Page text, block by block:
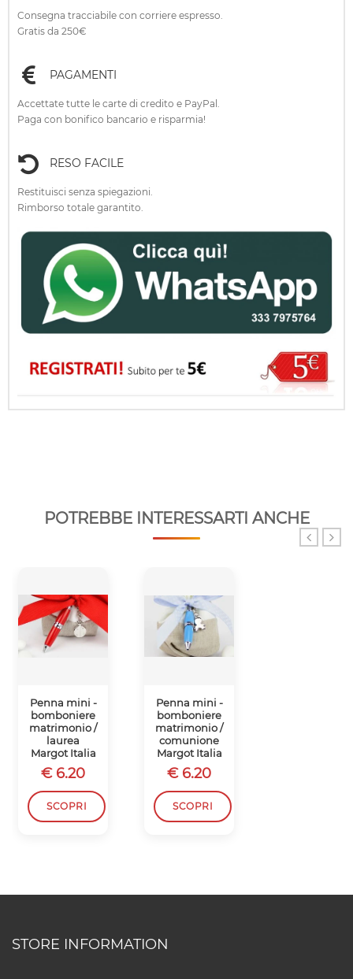
Consegna tracciabile con corriere espresso.
Gratis da 250€
PAGAMENTI
Accettate tutte le carte di credito e PayPal.
Paga con bonifico bancario e risparmia!
RESO FACILE
Restituisci senza spiegazioni.
Rimborso totale garantito.
POTREBBE INTERESSARTI ANCHE
Penna mini -
bomboniere
matrimonio /
laurea
Margot Italia
€ 6.20
SCOPRI
Penna mini -
bomboniere
matrimonio /
comunione
Margot Italia
€ 6.20
SCOPRI
STORE INFORMATION